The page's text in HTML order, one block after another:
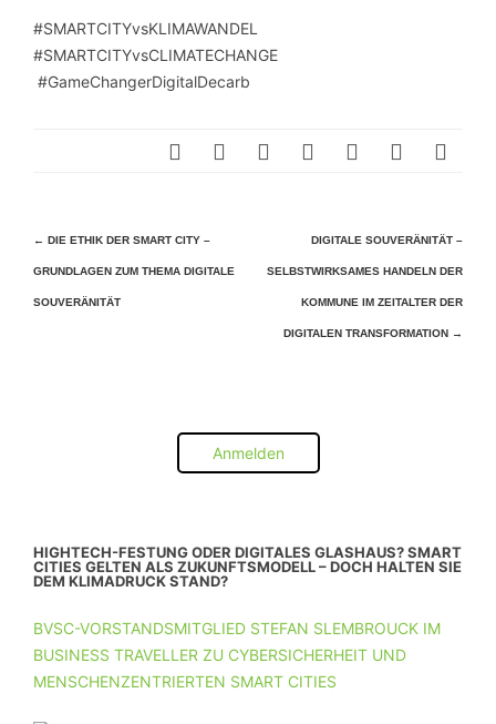
#SMARTCITYvsKLIMAWANDEL
#SMARTCITYvsCLIMATECHANGE
#GameChangerDigitalDecarb
Beitragsnavigation
← DIE ETHIK DER SMART CITY –
GRUNDLAGEN ZUM THEMA DIGITALE
SOUVERÄNITÄT
DIGITALE SOUVERÄNITÄT –
SELBSTWIRKSAMES HANDELN DER
KOMMUNE IM ZEITALTER DER
DIGITALEN TRANSFORMATION →
Anmelden
HIGHTECH-FESTUNG ODER DIGITALES GLASHAUS? SMART
CITIES GELTEN ALS ZUKUNFTSMODELL – DOCH HALTEN SIE
DEM KLIMADRUCK STAND?
BVSC-VORSTANDSMITGLIED STEFAN SLEMBROUCK IM
BUSINESS TRAVELLER ZU CYBERSICHERHEIT UND
MENSCHENZENTRIERTEN SMART CITIES